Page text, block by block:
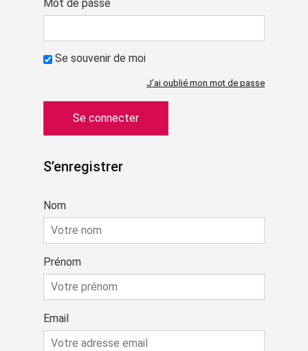
Mot de passe
Se souvenir de moi
J’ai oublié mon mot de passe
S’enregistrer
Nom
Prénom
Email